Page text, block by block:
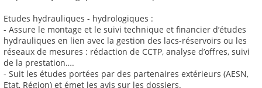
Etudes hydrauliques - hydrologiques :
- Assure le montage et le suivi technique et financier d’études
hydrauliques en lien avec la gestion des lacs-réservoirs ou les
réseaux de mesures : rédaction de CCTP, analyse d’offres, suivi
de la prestation….
- Suit les études portées par des partenaires extérieurs (AESN,
Etat, Région) et émet les avis sur les dossiers.